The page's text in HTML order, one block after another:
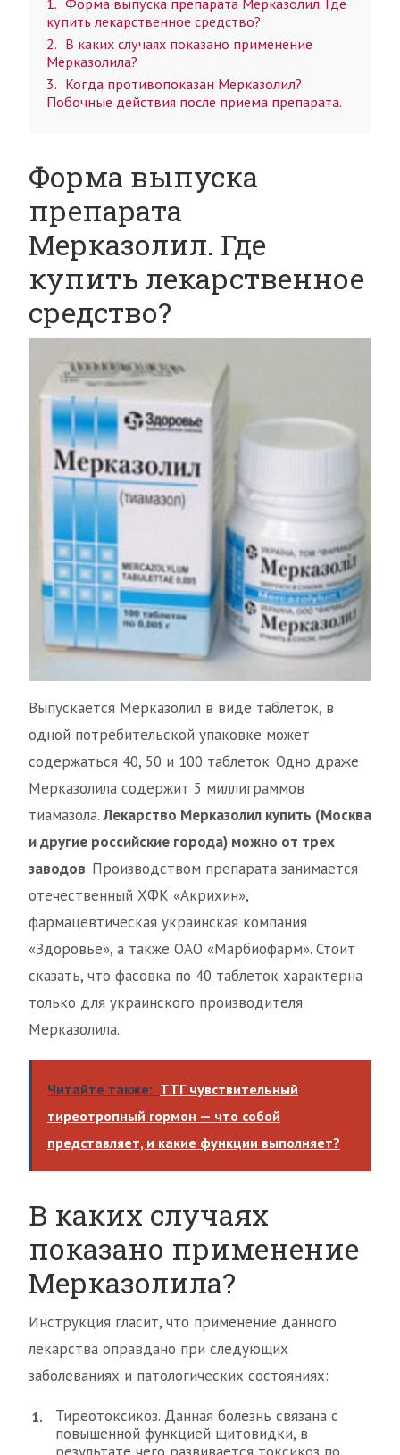
1
Форма выпуска препарата Мерказолил. Где
купить лекарственное средство?
2
В каких случаях показано применение
Мерказолила?
3
Когда противопоказан Мерказолил?
Побочные действия после приема препарата.
Форма выпуска
препарата
Мерказолил. Где
купить лекарственное
средство?
Выпускается Мерказолил в виде таблеток, в
одной потребительской упаковке может
содержаться 40, 50 и 100 таблеток. Одно драже
Мерказолила содержит 5 миллиграммов
тиамазола.Лекарство Мерказолил купить (Москва
и другие российские города) можно от трех
заводов. Производством препарата занимается
отечественный ХФК «Акрихин»,
фармацевтическая украинская компания
«Здоровье», а также ОАО «Марбиофарм». Стоит
сказать, что фасовка по 40 таблеток характерна
только для украинского производителя
Мерказолила.
Читайте также: ТТГ чувствительный
тиреотропный гормон — что собой
представляет, и какие функции выполняет?
В каких случаях
показано применение
Мерказолила?
Инструкция гласит, что применение данного
лекарства оправдано при следующих
заболеваниях и патологических состояниях:
Тиреотоксикоз. Данная болезнь связана с
повышенной функцией щитовидки, в